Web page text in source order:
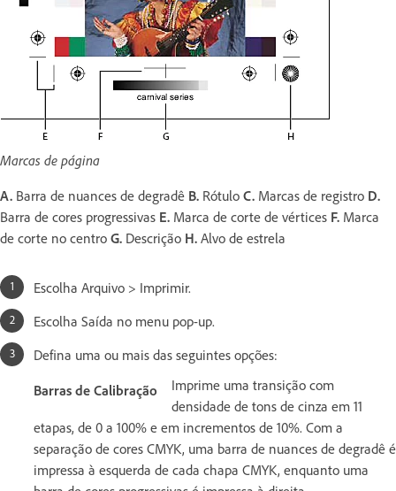
Marcas de página
A. Barra de nuances de degradê B. Rótulo C. Marcas de registro D.
Barra de cores progressivas E. Marca de corte de vértices F. Marca
de corte no centro G. Descrição H. Alvo de estrela
Escolha Arquivo > Imprimir.
Escolha Saída no menu pop-up.
Defina uma ou mais das seguintes opções:
Barras de Calibração
Imprime uma transição com
densidade de tons de cinza em 11
etapas, de 0 a 100% e em incrementos de 10%. Com a
separação de cores CMYK, uma barra de nuances de degradê é
impressa à esquerda de cada chapa CMYK, enquanto uma